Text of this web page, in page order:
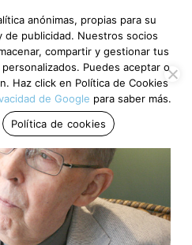
anónimas, propias para su
publicidad. Nuestros socios
compartir y gestionar tus
Puedes aceptar o
Haz click en Política de Cookies
de Google para saber más.
Política de cookies